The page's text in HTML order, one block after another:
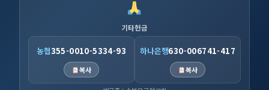
기타헌금
농협355-0010-5334-93
복사
하나은행630-006741-417
복사